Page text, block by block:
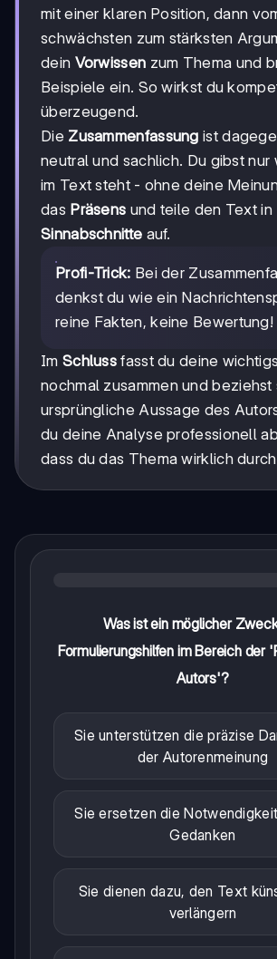
mit einer klaren Position, dann
schwächsten zum stärksten
dein Vorwissen zum Thema und
Beispiele ein. So wirkst du
überzeugend.
Die Zusammenfassung ist
neutral und sachlich. Du gibst nur
im Text steht - ohne deine
das Präsens und teile den Text in
Sinnabschnitte auf.
Profi-Trick: Bei der
denkst du wie ein
reine Fakten, keine Bewertung!
Im Schluss fasst du deine
nochmal zusammen und beziehst
ursprüngliche Aussage des
du deine Analyse professionell
dass du das Thema wirklich
Was ist ein möglicher
Formulierungshilfen im Bereich der
Autors'?
Sie unterstützen die präzise
der Autorenmeinung
Sie ersetzen die
Gedanken
Sie dienen dazu, den Text
verlängern